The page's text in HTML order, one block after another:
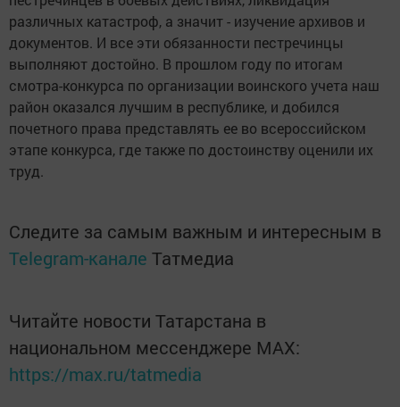
различных катастроф, а значит - изучение архивов и
документов. И все эти обязанности пестречинцы
выполняют достойно. В прошлом году по итогам
смотра-конкурса по организации воинского учета наш
район оказался лучшим в республике, и добился
почетного права представлять ее во всероссийском
этапе конкурса, где также по достоинству оценили их
труд.
Следите за самым важным и интересным в
Telegram-канале Татмедиа
Читайте новости Татарстана в
национальном мессенджере MАХ:
https://max.ru/tatmedia